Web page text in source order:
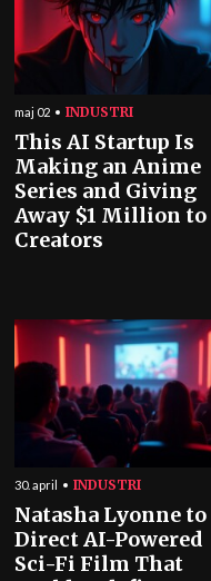
maj 02 INDUSTRI
This AI Startup Is
Making an Anime
Series and Giving
Away $1 Million to
Creators
30. april INDUSTRI
Natasha Lyonne to
Direct AI-Powered
Sci-Fi Film That